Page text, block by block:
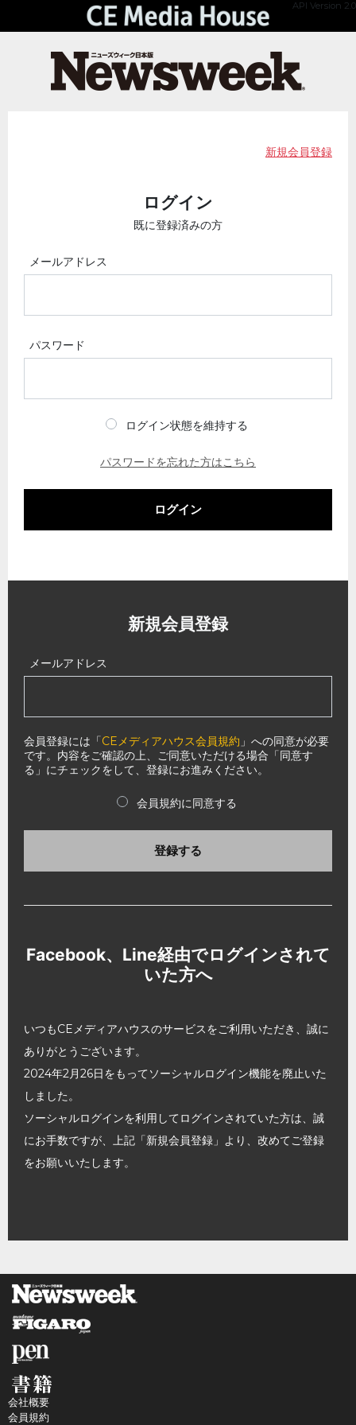
API Version 2.0
新規会員登録
ログイン
既に登録済みの方
メールアドレス
パスワード
ログイン状態を維持する
パスワードを忘れた方はこちら
ログイン
新規会員登録
メールアドレス
会員登録には「CEメディアハウス会員規約 」への同意が必要
です。内容をご確認の上、ご同意いただける場合「同意す
る」にチェックをして、登録にお進みください。
会員規約に同意する
登録する
Facebook、Line経由でログインされて
いた方へ
いつもCEメディアハウスのサービスをご利用いただき、誠に
ありがとうございます。
2024年2月26日をもってソーシャルログイン機能を廃止いた
しました。
ソーシャルログインを利用してログインされていた方は、誠
にお手数ですが、上記「新規会員登録」より、改めてご登録
をお願いいたします。
会社概要
会員規約